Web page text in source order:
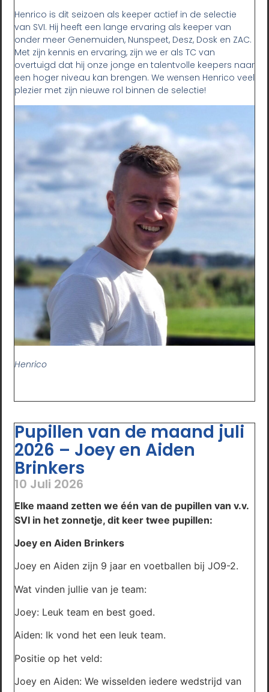
Henrico is dit seizoen als keeper actief in de selectie
van SVI. Hij heeft een lange ervaring als keeper van
onder meer Genemuiden, Nunspeet, Desz, Dosk en ZAC.
Met zijn kennis en ervaring, zijn we er als TC van
overtuigd dat hij onze jonge en talentvolle keepers naar
een hoger niveau kan brengen. We wensen Henrico veel
plezier met zijn nieuwe rol binnen de selectie!
Henrico
Pupillen van de maand juli
2026 – Joey en Aiden
Brinkers
10 Juli 2026
Elke maand zetten we één van de pupillen van v.v.
SVI in het zonnetje, dit keer twee pupillen:
Joey en Aiden Brinkers
Joey en Aiden zijn 9 jaar en voetballen bij JO9-2.
Wat vinden jullie van je team:
Joey: Leuk team en best goed.
Aiden: Ik vond het een leuk team.
Positie op het veld:
Joey en Aiden: We wisselden iedere wedstrijd van